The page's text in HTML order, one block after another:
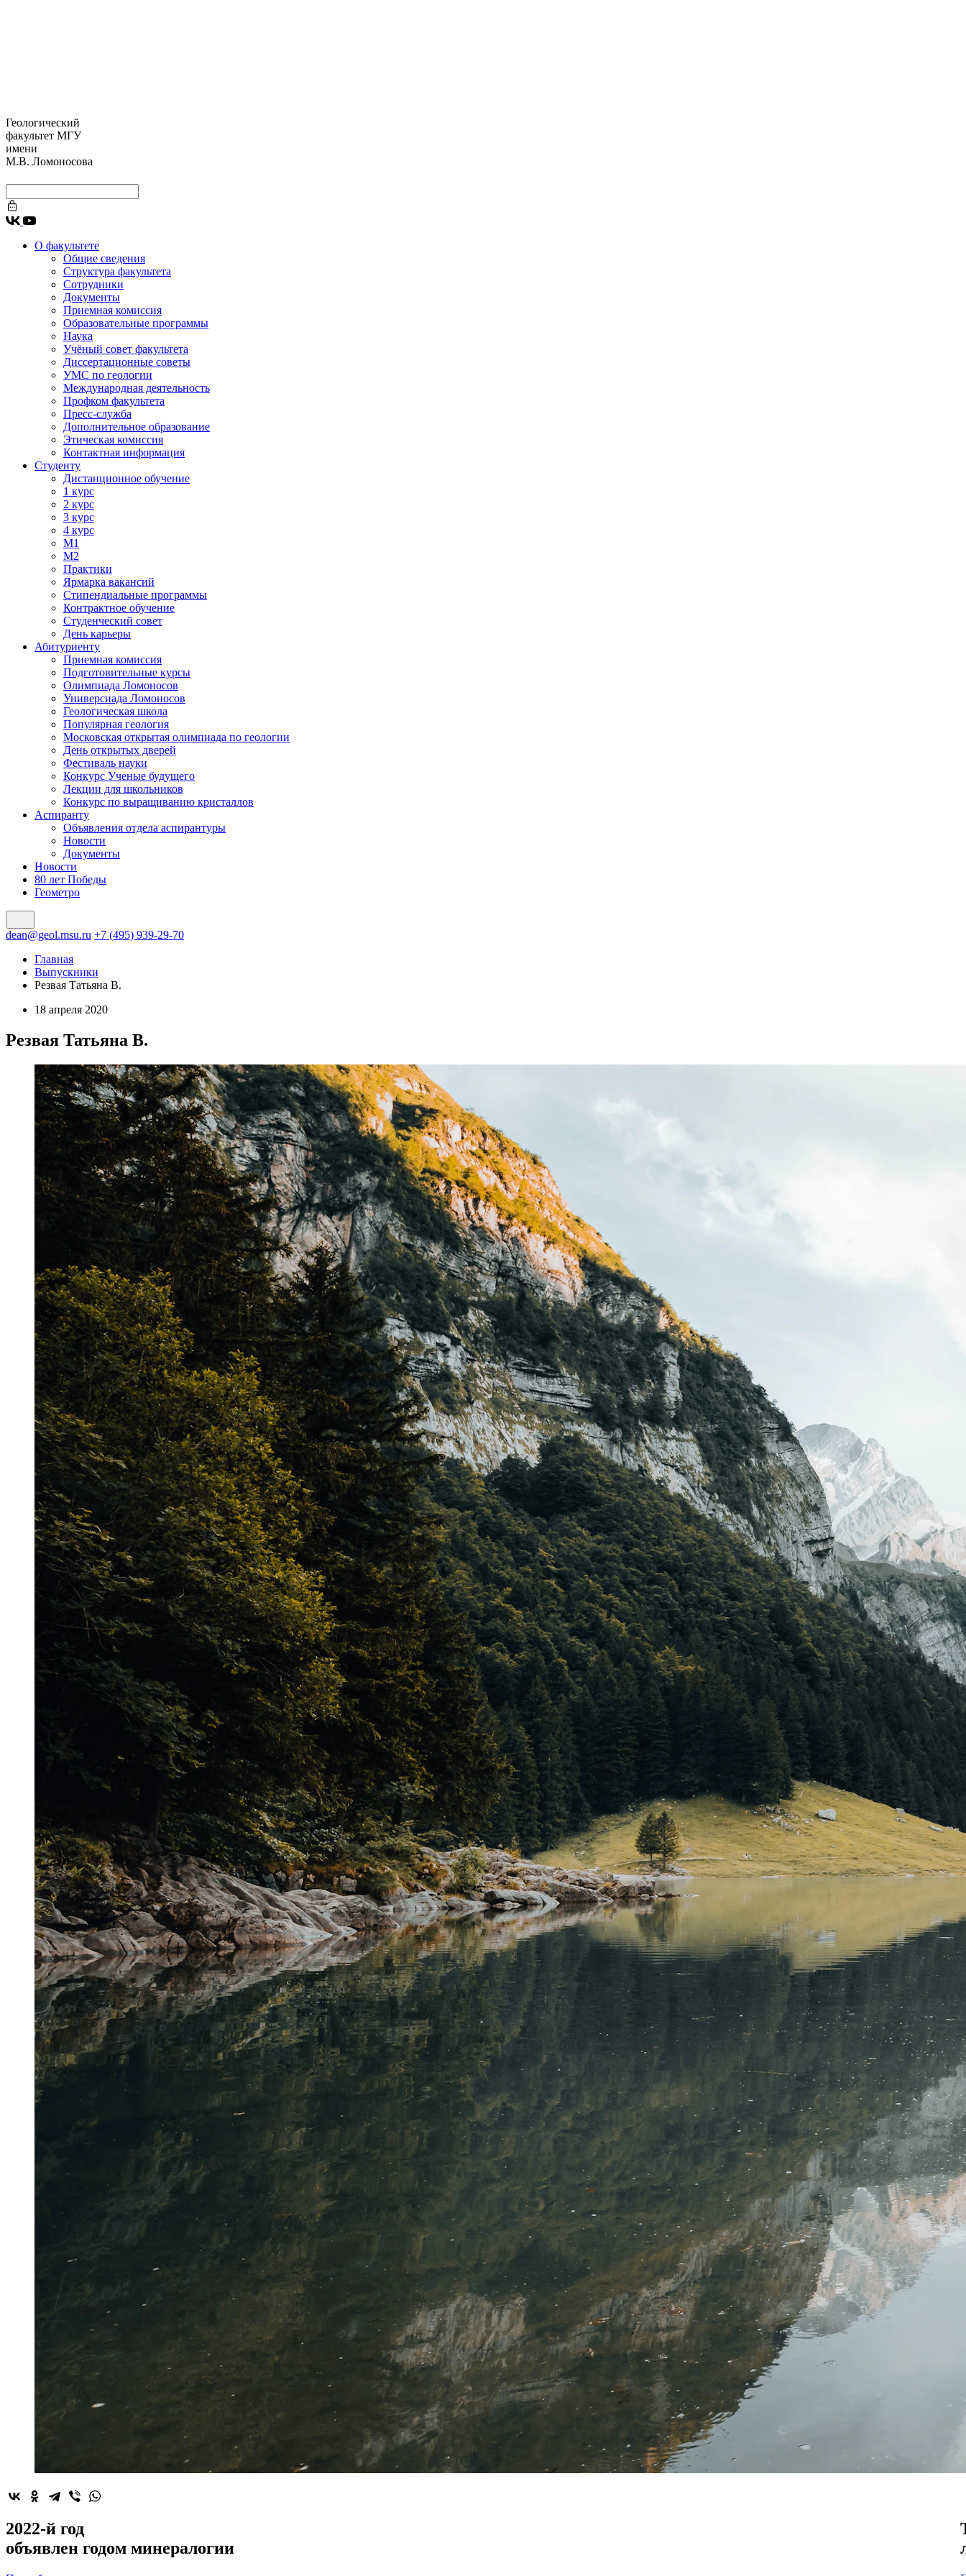
Геологический
факультет МГУ
имени
М.В. Ломоносова
О факультете
Общие сведения
Структура факультета
Сотрудники
Документы
Приемная комиссия
Образовательные программы
Наука
Учёный совет факультета
Диссертационные советы
УМС по геологии
Международная деятельность
Профком факультета
Пресс-служба
Дополнительное образование
Этическая комиссия
Контактная информация
Студенту
Дистанционное обучение
1 курс
2 курс
3 курс
4 курс
М1
М2
Практики
Ярмарка вакансий
Стипендиальные программы
Контрактное обучение
Студенческий совет
День карьеры
Абитуриенту
Приемная комиссия
Подготовительные курсы
Олимпиада Ломоносов
Универсиада Ломоносов
Геологическая школа
Популярная геология
Московская открытая олимпиада по геологии
День открытых дверей
Фестиваль науки
Конкурс Ученые будущего
Лекции для школьников
Конкурс по выращиванию кристаллов
Аспиранту
Объявления отдела аспирантуры
Новости
Документы
Новости
80 лет Победы
Геометро
dean@geol.msu.ru +7 (495) 939-29-70
Главная
Выпускники
Резвая Татьяна В.
18 апреля 2020
Резвая Татьяна В.
2022-й год
объявлен годом минералогии